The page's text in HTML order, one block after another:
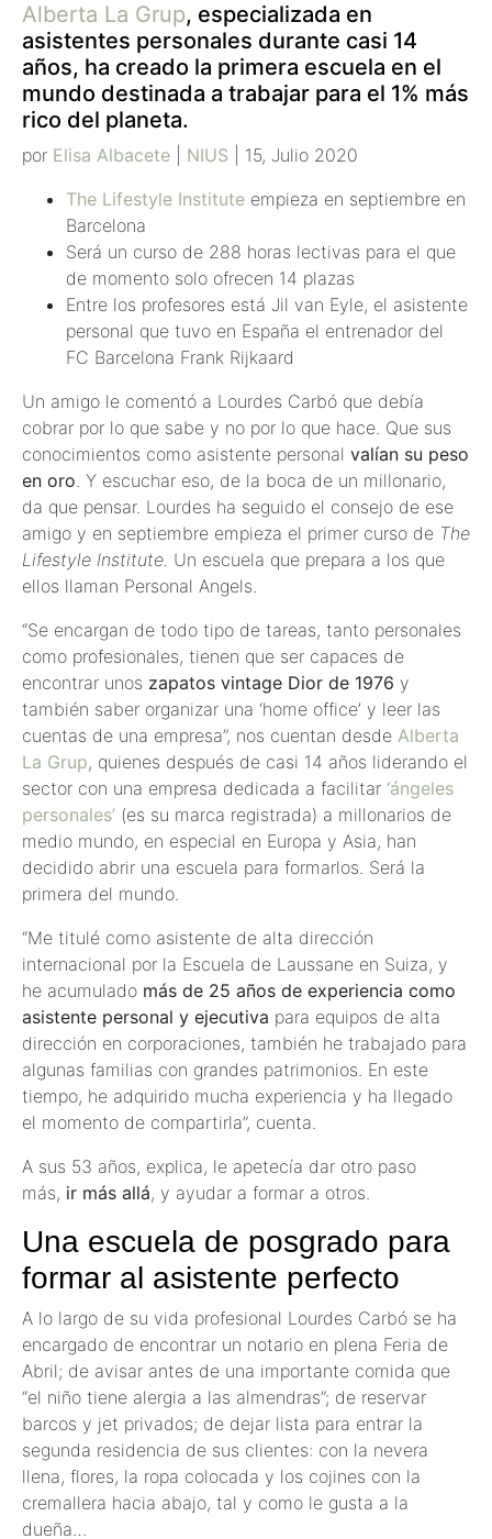
Alberta La Grup, especializada en
asistentes personales durante casi 14
años, ha creado la primera escuela en el
mundo destinada a trabajar para el 1% más
rico del planeta.
por Elisa Albacete NIUS | 15, Julio 2020
The Lifestyle Institute empieza en septiembre en
Barcelona
Será un curso de 288 horas lectivas para el que
de momento solo ofrecen 14 plazas
Entre los profesores está Jil van Eyle, el asistente
personal que tuvo en España el entrenador del
FC Barcelona Frank Rijkaard
Un amigo le comentó a Lourdes Carbó que debía
cobrar por lo que sabe y no por lo que hace. Que sus
conocimientos como asistente personal valían su peso
en oro. Y escuchar eso, de la boca de un millonario,
da que pensar. Lourdes ha seguido el consejo de ese
amigo y en septiembre empieza el primer curso de The
Lifestyle Institute. Un escuela que prepara a los que
ellos llaman Personal Angels.
“Se encargan de todo tipo de tareas, tanto personales
como profesionales, tienen que ser capaces de
encontrar unos zapatos vintage Dior de 1976 y
también saber organizar una ‘home office’ y leer las
cuentas de una empresa”, nos cuentan desde Alberta
La Grup, quienes después de casi 14 años liderando el
sector con una empresa dedicada a facilitar ‘ángeles
personales’ (es su marca registrada) a millonarios de
medio mundo, en especial en Europa y Asia, han
decidido abrir una escuela para formarlos. Será la
primera del mundo.
“Me titulé como asistente de alta dirección
internacional por la Escuela de Laussane en Suiza, y
he acumulado más de 25 años de experiencia como
asistente personal y ejecutiva para equipos de alta
dirección en corporaciones, también he trabajado para
algunas familias con grandes patrimonios. En este
tiempo, he adquirido mucha experiencia y ha llegado
el momento de compartirla”, cuenta.
A sus 53 años, explica, le apetecía dar otro paso
más, ir más allá, y ayudar a formar a otros.
Una escuela de posgrado para
formar al asistente perfecto
A lo largo de su vida profesional Lourdes Carbó se ha
encargado de encontrar un notario en plena Feria de
Abril; de avisar antes de una importante comida que
“el niño tiene alergia a las almendras”; de reservar
barcos y jet privados; de dejar lista para entrar la
segunda residencia de sus clientes: con la nevera
llena, flores, la ropa colocada y los cojines con la
cremallera hacia abajo, tal y como le gusta a la
dueña…